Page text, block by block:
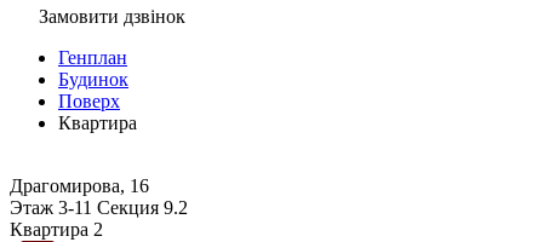
Замовити дзвінок
Генплан
Будинок
Поверх
Квартира
Драгомирова, 16
Этаж 3-11 Секция 9.2
Квартира 2